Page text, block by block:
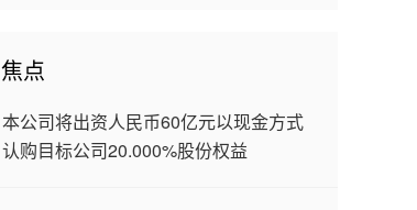
焦点
本公司将出资人民币60亿元以现金方式
认购目标公司20.000%股份权益